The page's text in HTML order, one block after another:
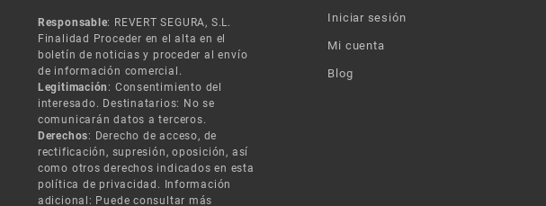
Responsable: REVERT SEGURA, S.L.
Finalidad Proceder en el alta en el
boletín de noticias y proceder al envío
de información comercial.
Legitimación : Consentimiento del
interesado. Destinatarios: No se
comunicarán datos a terceros.
Derechos: Derecho de acceso, de
rectificación, supresión, oposición, así
como otros derechos indicados en esta
política de privacidad. Información
adicional: Puede consultar más
Iniciar sesión
Mi cuenta
Blog